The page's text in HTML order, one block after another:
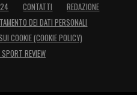
24 CONTATTI
REDAZIONE
DEI DATI PERSONALI
COOKIE (COOKIE POLICY)
REVIEW